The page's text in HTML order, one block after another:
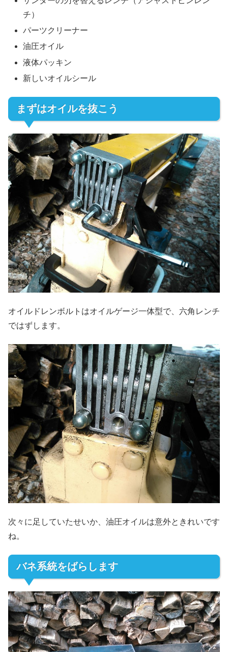
チ）
パーツクリーナー
油圧オイル
液体パッキン
新しいオイルシール
まずはオイルを抜こう
オイルドレンボルトはオイルゲージ一体型で、六角レンチ
ではずします。
次々に足していたせいか、油圧オイルは意外ときれいです
ね。
バネ系統をばらします